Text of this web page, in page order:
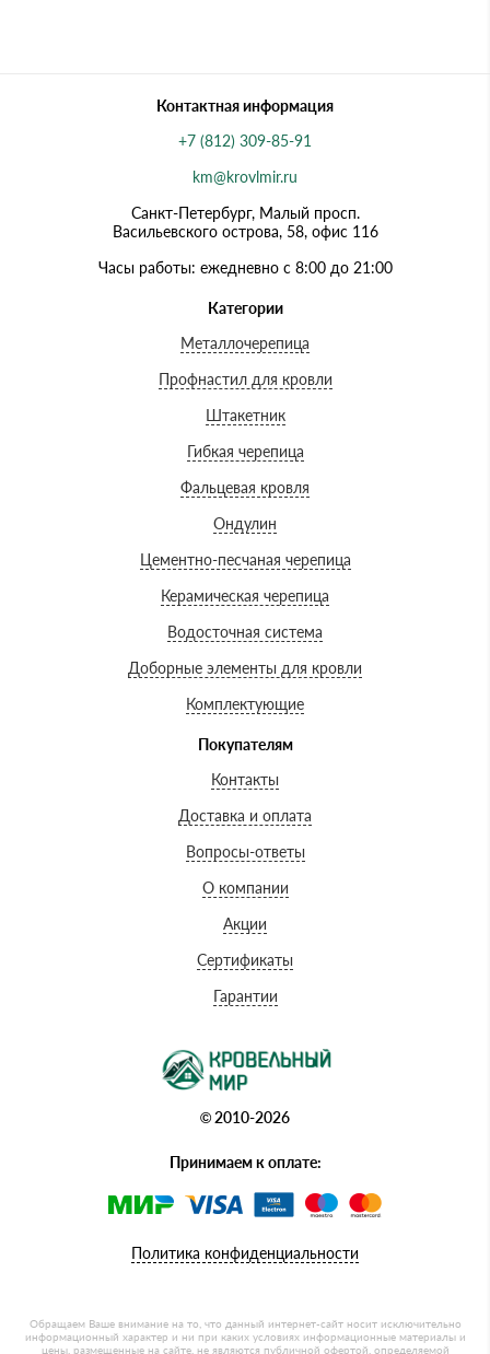
Контактная информация
+7 (812) 309-85-91
km@krovlmir.ru
Санкт-Петербург, Малый просп.
Васильевского острова, 58, офис 116
Часы работы: ежедневно с 8:00 до 21:00
Категории
Металлочерепица
Профнастил для кровли
Штакетник
Гибкая черепица
Фальцевая кровля
Ондулин
Цементно-песчаная черепица
Керамическая черепица
Водосточная система
Доборные элементы для кровли
Комплектующие
Покупателям
Контакты
Доставка и оплата
Вопросы-ответы
О компании
Акции
Сертификаты
Гарантии
© 2010-2026
Принимаем к оплате:
Политика конфиденциальности